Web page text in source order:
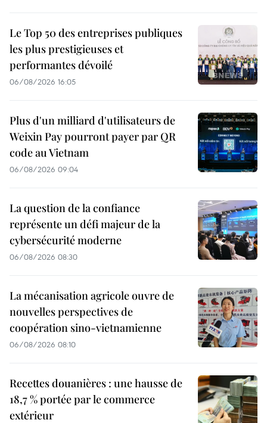
Le Top 50 des entreprises publiques
les plus prestigieuses et
performantes dévoilé
06/08/2026 16:05
Plus d'un milliard d'utilisateurs de
Weixin Pay pourront payer par QR
code au Vietnam
06/08/2026 09:04
La question de la confiance
représente un défi majeur de la
cybersécurité moderne
06/08/2026 08:30
La mécanisation agricole ouvre de
nouvelles perspectives de
coopération sino-vietnamienne
06/08/2026 08:10
Recettes douanières : une hausse de
18,7 % portée par le commerce
extérieur